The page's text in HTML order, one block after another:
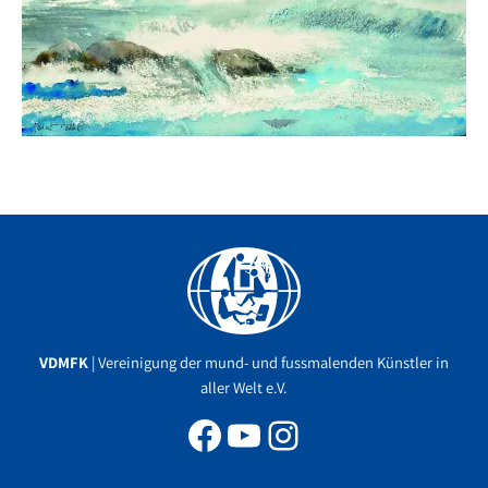
VDMFK | Vereinigung der mund- und fussmalenden Künstler in
aller Welt e.V.
Facebook
YouTube
Instagram